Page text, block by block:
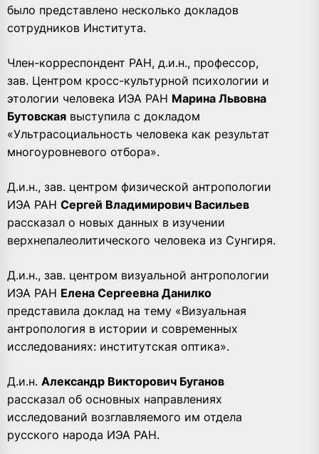
было представлено несколько докладов
сотрудников Института.
Член-корреспондент РАН, д.и.н., профессор,
зав. Центром кросс-культурной психологии и
этологии человека ИЭА РАН Марина Львовна
Бутовская выступила с докладом
«Ультрасоциальность человека как результат
многоуровневого отбора».
Д.и.н., зав. центром физической антропологии
ИЭА РАН Сергей Владимирович Васильев
рассказал о новых данных в изучении
верхнепалеолитического человека из Сунгиря.
Д.и.н., зав. центром визуальной антропологии
ИЭА РАН Елена Сергеевна Данилко
представила доклад на тему «Визуальная
антропология в истории и современных
исследованиях: институтская оптика».
Д.и.н. Александр Викторович Буганов
рассказал об основных направлениях
исследований возглавляемого им отдела
русского народа ИЭА РАН.